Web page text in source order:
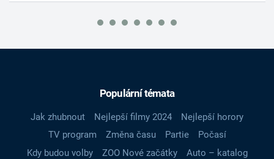
Populární témata
Jak zhubnout Nejlepší filmy 2024
Nejlepší horory
TV program
Změna času Partie
Počasí
Kdy budou volby
ZOO Nové začátky
Auto – katalog